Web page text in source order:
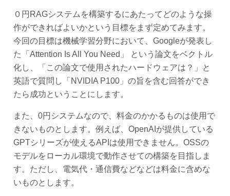
０円RAGシステムを構築するにあたってどのような操
作ができればよいかという目標をまず定めてみます。
今回の目標は機械学習分野において、Googleが発表し
た「Attention Is All You Need」 という論文をベクトル
化し、「この論文で使用されたハードウェアは？」と
英語で質問し「NVIDIA P100」の旨を含む回答ができ
たら成功ということにします。
また、0円システムなので、料金のかかるものは使用で
きないものとします。例えば、OpenAIが提供している
GPTシリーズが使えるAPIは使用できません。OSSの
モデルをローカル環境で動作させての構築を目指しま
す。ただし、電気代・通信費などなどは料金に含めな
いものとします。